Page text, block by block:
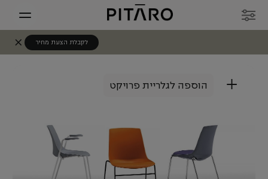
לקבלת הצעת מחיר
+ הוספה לגלריית פרויקט